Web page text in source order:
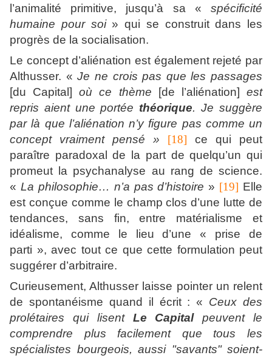
l’animalité primitive, jusqu’à sa « spécificité
humaine pour soi» qui se construit dans les
progrès de la socialisation.
Le concept d’aliénation est également rejeté par
Althusser. «Je ne crois pas que les passages
[du Capital]où ce thème [de l’aliénation]est
repris aient une portée théorique. Je suggère
par là que l’aliénation n’y figure pas comme un
concept vraiment pensé »
[18] ce qui peut
paraître paradoxal de la part de quelqu’un qui
promeut la psychanalyse au rang de science.
« La philosophie… n’a pas d’histoire » [19] Elle
est conçue comme le champ clos d’une lutte de
tendances, sans fin, entre matérialisme et
idéalisme, comme le lieu d’une « prise de
parti », avec tout ce que cette formulation peut
suggérer d’arbitraire.
Curieusement, Althusser laisse pointer un relent
de spontanéisme quand il écrit : « Ceux des
prolétaires qui lisent Le Capitalpeuvent le
comprendre plus facilement que tous les
spécialistes bourgeois, aussi "savants" soient-